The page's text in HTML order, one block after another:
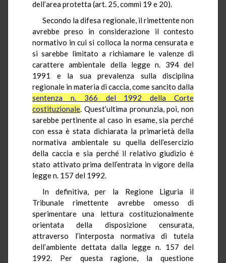
dell’area protetta (art. 25, commi 19 e 20).
Secondo la difesa regionale, il rimettente non
avrebbe preso in considerazione il contesto
normativo in cui si colloca la norma censurata e
si sarebbe limitato a richiamare le valenze di
carattere ambientale della legge n. 394 del
1991 e la sua prevalenza sulla disciplina
regionale in materia di caccia, come sancito dalla
sentenza n. 366 del 1992 della Corte
costituzionale. Quest’ultima pronunzia, poi, non
sarebbe pertinente al caso in esame, sia perché
con essa è stata dichiarata la primarietà della
normativa ambientale su quella dell’esercizio
della caccia e sia perché il relativo giudizio è
stato attivato prima dell’entrata in vigore della
legge n. 157 del 1992.
In definitiva, per la Regione Liguria il
Tribunale rimettente avrebbe omesso di
sperimentare una lettura costituzionalmente
orientata della disposizione censurata,
attraverso l’interposta normativa di tutela
dell’ambiente dettata dalla legge n. 157 del
1992. Per questa ragione, la questione